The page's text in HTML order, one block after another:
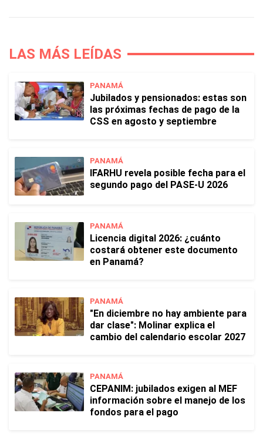
LAS MÁS LEÍDAS
PANAMÁ
Jubilados y pensionados: estas son
las próximas fechas de pago de la
CSS en agosto y septiembre
PANAMÁ
IFARHU revela posible fecha para el
segundo pago del PASE-U 2026
PANAMÁ
Licencia digital 2026: ¿cuánto
costará obtener este documento
en Panamá?
PANAMÁ
"En diciembre no hay ambiente para
dar clase": Molinar explica el
cambio del calendario escolar 2027
PANAMÁ
CEPANIM: jubilados exigen al MEF
información sobre el manejo de los
fondos para el pago